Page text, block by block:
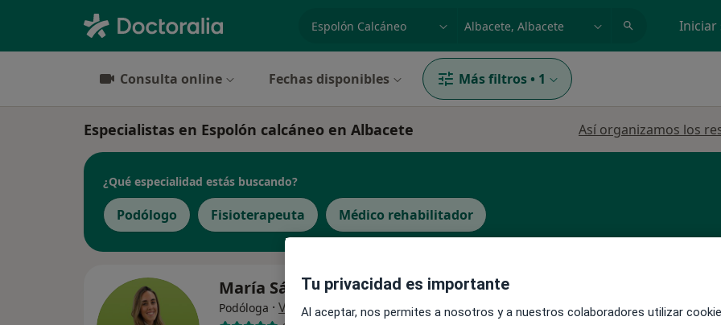
especialidad, enfermedad o nombre Iniciar
Consulta online Fechas disponibles Más filtros • 1
Especialistas en Espolón calcáneo en Albacete Así organizamos los
¿Qué especialidad estás buscando?
Podólogo Fisioterapeuta Médico rehabilitador
María Sánchez Jareño
Podóloga · Ver más
La reserva de cita online no está
Pedir una cita
Tu privacidad es importante
Al aceptar, nos permites a nosotros y a nuestros colaboradores utilizar